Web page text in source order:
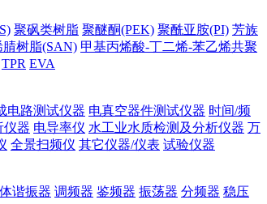
聚砜类树脂 聚醚酮(PEK) 聚酰亚胺(PI) 芳族
树脂(SAN) 甲基丙烯酸-丁二烯-苯乙烯共聚
TPR EVA
电路测试仪器 电真空器件测试仪器 时间/频
仪器 电导率仪 水工业水质检测及分析仪器 万
全景扫频仪 其它仪器/仪表 试验仪器
谐振器 调频器 鉴频器 振荡器 分频器 稳压